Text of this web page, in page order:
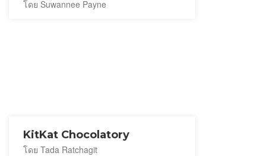
โดย Suwannee Payne
KitKat Chocolatory
โดย Tada Ratchagit